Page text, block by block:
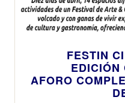
FESTIN
EDICIÓN
AFORO